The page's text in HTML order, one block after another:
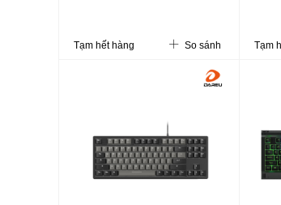
Tạm hết hàng So sánh Tạm